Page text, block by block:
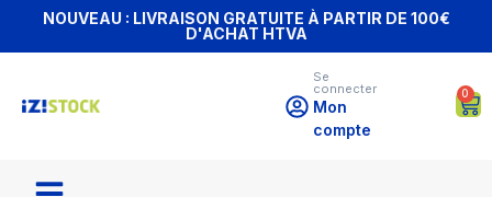
NOUVEAU : LIVRAISON GRATUITE À PARTIR DE 100€
D'ACHAT HTVA
Se
connecter
Mon
compte
0